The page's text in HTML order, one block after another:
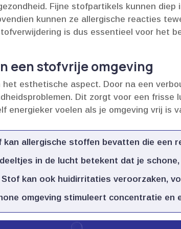
Fijne stofpartikels kunnen diep
kunnen ze allergische reacties
is dus essentieel voor het
een stofvrije omgeving
het esthetische aspect.​ Door na een
Dit zorgt voor een
energieker voelen als je omgeving vrij is
kan allergische stoffen bevatten die een
in de lucht betekent dat je
Stof kan ook huidirritaties veroorzaken,
omgeving stimuleert concentratie en